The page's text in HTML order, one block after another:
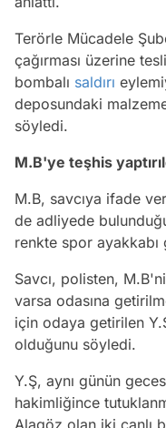
Terörle Mücadele
çağırması üzerine
bombalı saldırı
deposundaki
söyledi.
M.B'ye teşhis
M.B, savcıya ifade
de adliyede
renkte spor ayakkabı
Savcı, polisten,
varsa odasına
için odaya getirilen
olduğunu söyledi.
Y.Ş, aynı günün
hakimliğince
Alagöz olan iki canlı